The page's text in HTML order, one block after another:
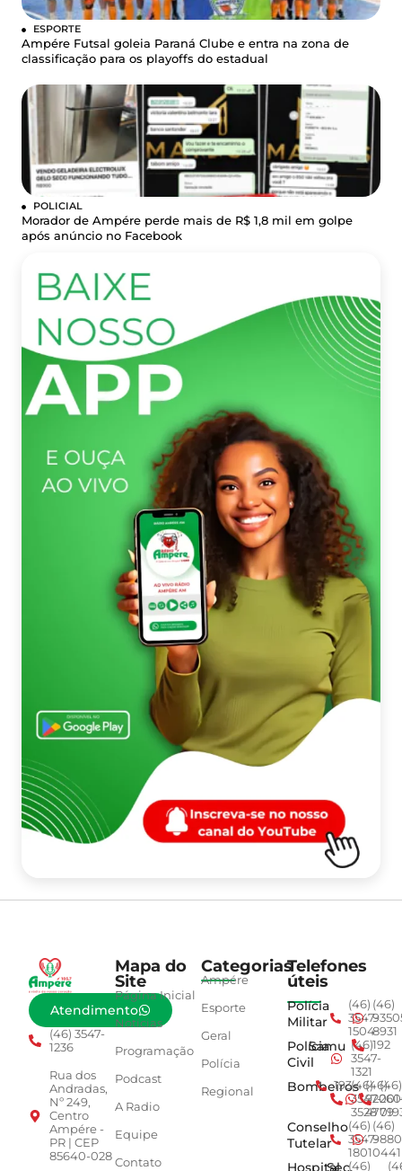
ESPORTE
Ampére Futsal goleia Paraná Clube e entra na zona de
classificação para os playoffs do estadual
POLICIAL
Morador de Ampére perde mais de R$ 1,8 mil em golpe
após anúncio no Facebook
Atendimento
(46) 3547-
1236
Rua dos
Andradas,
Nº 249,
Centro
Ampére -
PR | CEP
85640-028
Mapa do
Site
Página Inicial
Notícias
Programação
Podcast
A Radio
Equipe
Contato
Categorias
Ampére
Esporte
Geral
Polícia
Regional
Telefones
úteis
Polícia
Militar
(46)
3547-
1504
(46)
8931
Polícia
Civil
Samu (46)
3547-
1321
192
Bombeiros
193(46)
3547-
3528
(46)
4779
(46)
Conselho
Tutelar
(46)
3547-
1801
(46)
0441
HospitalSec.(46)